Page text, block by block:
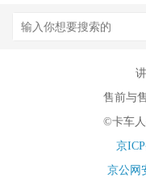
售前与
©卡车人
京
京公网